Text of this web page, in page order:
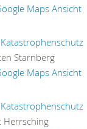
Maps Ansicht
Starnberg
Maps Ansicht
Herrsching